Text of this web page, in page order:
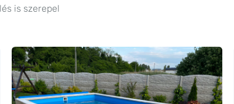
is szerepel